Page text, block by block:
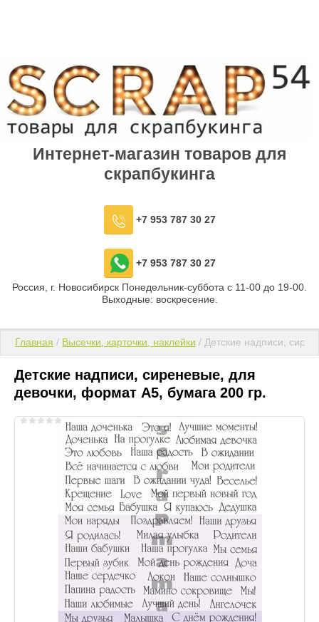
Интернет-магазин товаров для
скрапбукинга
+7 953 787 30 27
+7 953 787 30 27
Россия, г. Новосибирск Понедельник-суббота с 11-00 до 19-00.
Выходные: воскресение.
Главная / Высечки, карточки, наклейки / Детские надписи,
Детские надписи, сиреневые, для
девочки, формат А5, бумага 200 гр.